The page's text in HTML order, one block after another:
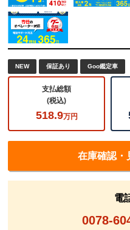
NEW 保証あり Goo鑑定車
支払総額
(税込)
518.9万円
在庫確認・
電
0078-